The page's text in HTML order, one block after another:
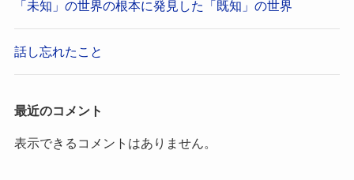
「未知」の世界の根本に発見した「既知」の世界
話し忘れたこと
最近のコメント
表示できるコメントはありません。